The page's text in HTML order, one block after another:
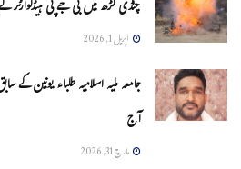
چنڈی گڑھ میں بی جے پی ہیڈکوارٹر
اپریل 1, 2026
جامعہ ملیہ اسلامیہ طلباء یونین
آج
مارچ 31, 2026